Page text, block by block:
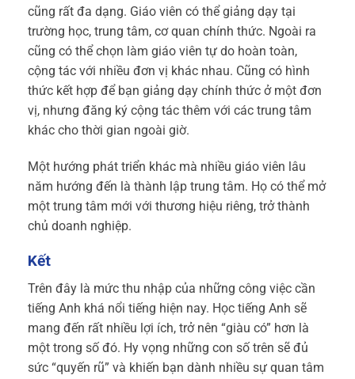
cũng rất đa dạng. Giáo viên có thể giảng dạy tại
trường học, trung tâm, cơ quan chính thức. Ngoài ra
cũng có thể chọn làm giáo viên tự do hoàn toàn,
cộng tác với nhiều đơn vị khác nhau. Cũng có hình
thức kết hợp để bạn giảng dạy chính thức ở một đơn
vị, nhưng đăng ký cộng tác thêm với các trung tâm
khác cho thời gian ngoài giờ.
Một hướng phát triển khác mà nhiều giáo viên lâu
năm hướng đến là thành lập trung tâm. Họ có thể mở
một trung tâm mới với thương hiệu riêng, trở thành
chủ doanh nghiệp.
Kết
Trên đây là mức thu nhập của những công việc cần
tiếng Anh khá nổi tiếng hiện nay. Học tiếng Anh sẽ
mang đến rất nhiều lợi ích, trở nên “giàu có” hơn là
một trong số đó. Hy vọng những con số trên sẽ đủ
sức “quyến rũ” và khiến bạn dành nhiều sự quan tâm